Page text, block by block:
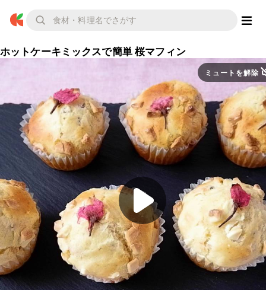
ホットケーキミックスで簡単 桜マフィン
ミュートを解除